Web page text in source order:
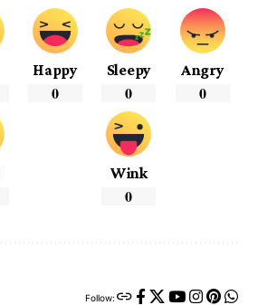
Happy
0
Sleepy
0
Angry
0
Wink
0
Follow: